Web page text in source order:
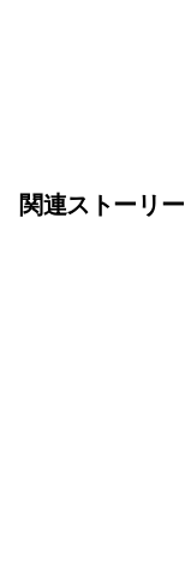
関連ストーリー